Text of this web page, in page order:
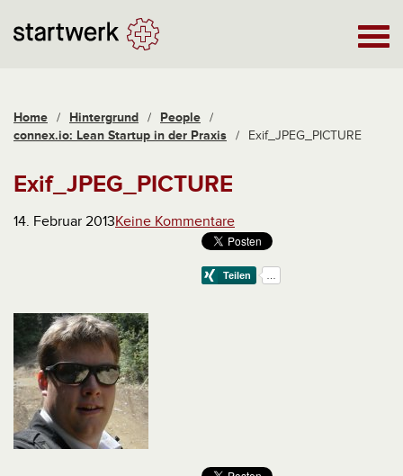
Home / Hintergrund / People /
connex.io: Lean Startup in der Praxis / Exif_JPEG_PICTURE
Exif_JPEG_PICTURE
14. Februar 2013Keine Kommentare